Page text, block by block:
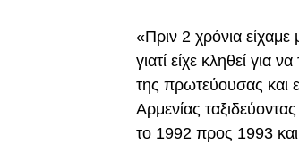
«Πριν 2 χρόνια
γιατί είχε κληθεί για
της πρωτεύουσας και
Αρμενίας
το 1992 προς 1993 και